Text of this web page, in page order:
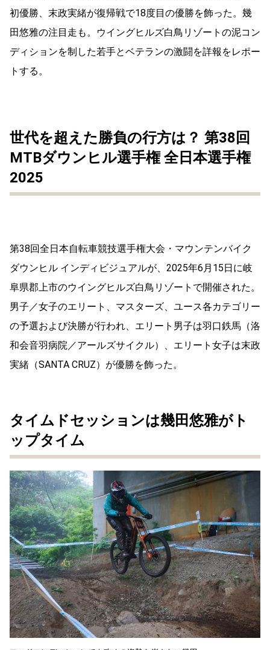
初優勝、末政実緒が復帰戦で18度目の優勝を飾った。幾
田悠雅の注目走も。ウイングヒルズ白鳥リゾートの泥コン
ディションを制した若手とベテランの激闘を詳報をレポー
トする。
世代を超えた勝負の行方は？ 第38回
MTBダウンヒル選手権 全日本選手権
2025
第38回全日本自転車競技選手権大会・マウンテンバイク
ダウンヒル インディビジュアルが、2025年6月15日に岐
阜県郡上市のウイングヒルズ白鳥リゾートで開催された。
男子／女子のエリート、マスターズ、ユース各カテゴリー
の予選および決勝が行われ、エリート男子は羽口鉄馬（洛
和会音羽病院／アールズサイクル）、エリート女子は末政
実緒（SANTA CRUZ）が優勝を飾った。
タイムドセッションは幾田悠雅がト
ップタイム